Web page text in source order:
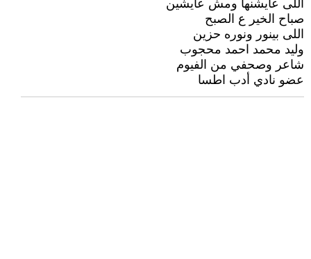
اللى عايشنها ومش عايشين
صباح الخير ع الصبح
اللى بينور ونوره حزين
وليد محمد احمد محجوب
شاعر وصحفي من الفيوم
عضو نادي أدب اطسا